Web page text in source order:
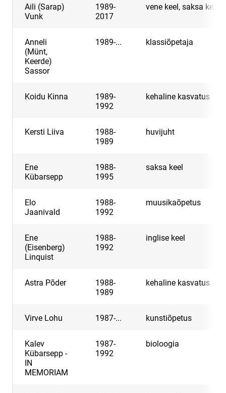
Aili (Sarap)
Vunk
1989-
2017
vene keel, saksa keel
Anneli
(Münt,
Keerde)
Sassor
1989-... klassiõpetaja
Koidu Kinna
1989-
1992
kehaline kasvatus
Kersti Liiva
1988-
1989
huvijuht
Ene
Kübarsepp
1988-
1995
saksa keel
Elo
Jaanivald
1988-
1992
muusikaõpetus
Ene
(Eisenberg)
Linquist
1988-
1992
inglise keel
Astra Põder
1988-
1989
kehaline kasvatus
Virve Lohu 1987-... kunstiõpetus
Kalev
Kübarsepp -
IN
MEMORIAM
1987-
1992
bioloogia